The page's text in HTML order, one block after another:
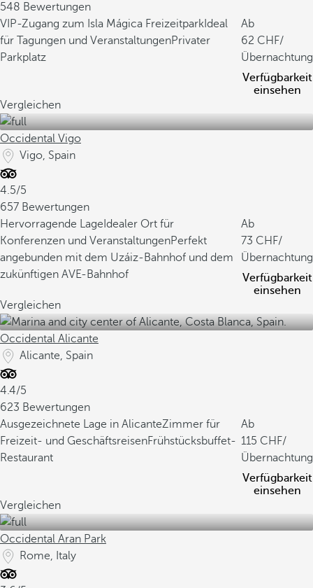
548 Bewertungen
VIP-Zugang zum Isla Mágica Freizeitpark Ideal
für Tagungen und VeranstaltungenPrivater
Parkplatz
Ab
62
/
Übernachtung
Verfügbarkeit
einsehen
Vergleichen
Occidental Vigo
Vigo, Spain
4.5/5
657 Bewertungen
Hervorragende Lage Idealer Ort für
Konferenzen und VeranstaltungenPerfekt
angebunden mit dem Uzáiz-Bahnhof und dem
zukünftigen AVE-Bahnhof
Ab
73
/
Übernachtung
Verfügbarkeit
einsehen
Vergleichen
Occidental Alicante
Alicante, Spain
4.4/5
623 Bewertungen
Ausgezeichnete Lage in AlicanteZimmer für
Freizeit- und GeschäftsreisenFrühstücksbuffet-
Restaurant
Ab
115
/
Übernachtung
Verfügbarkeit
einsehen
Vergleichen
Occidental Aran Park
Rome, Italy